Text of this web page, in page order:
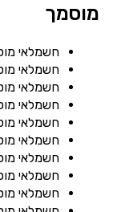
מוסמך
חשמלאי
חשמלאי
חשמלאי
חשמלאי
חשמלאי
חשמלאי
חשמלאי
חשמלאי
חשמלאי